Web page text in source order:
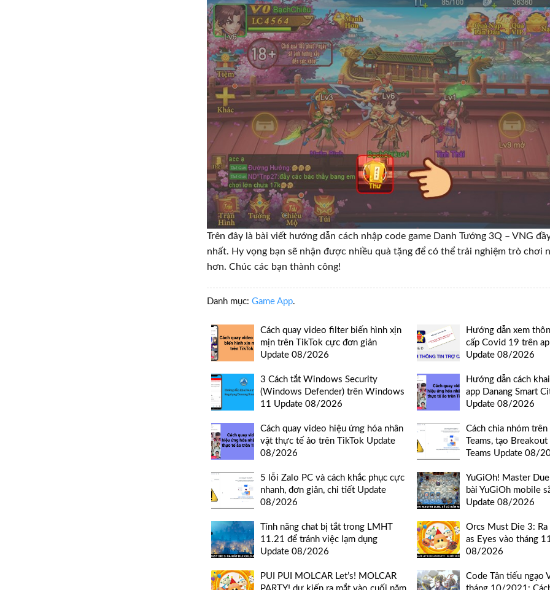
Trên đây là bài viết hướng dẫn cách nhập code game Danh Tướng 3Q – VNG
nhất. Hy vọng bạn sẽ nhận được nhiều quà tặng để có thể trải nghiệm trò chơi
hơn. Chúc các bạn thành công!
Danh mục: Game App.
Cách quay video filter biến hình xịn
mịn trên TikTok cực đơn giản
Update 08/2026
Hướng dẫn xem
cấp Covid 19 trên
Update 08/2026
3 Cách tắt Windows Security
(Windows Defender) trên Windows
11 Update 08/2026
Hướng dẫn cách
app Danang Smart
Update 08/2026
Cách quay video hiệu ứng hóa nhân
vật thực tế ảo trên TikTok Update
08/2026
Cách chia nhóm
Teams, tạo
Teams Update 08/
5 lỗi Zalo PC và cách khắc phục cực
nhanh, đơn giản, chi tiết Update
08/2026
YuGiOh! Master
bài YuGiOh mobile
Update 08/2026
Tính năng chat bị tắt trong LMHT
11.21 để tránh việc lạm dụng
Update 08/2026
Orcs Must Die 3: Ra
as Eyes vào tháng
08/2026
PUI PUI MOLCAR Let’s! MOLCAR
Code Tân tiếu ngạo